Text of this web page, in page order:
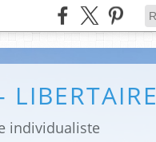
LIBERTAIRE
individualiste